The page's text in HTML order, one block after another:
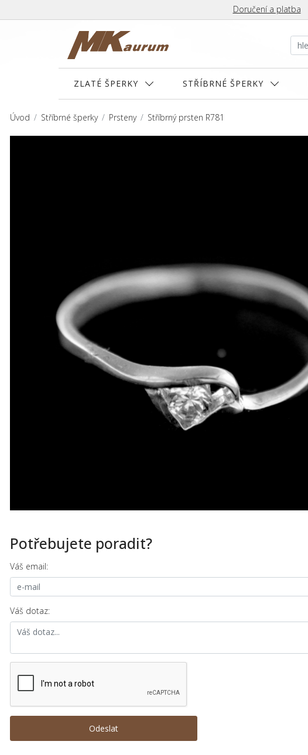
Doručení a platba
ZLATÉ ŠPERKY STŘÍBRNÉ ŠPERKY
Úvod Stříbrné šperky Prsteny Stříbrný prsten R781
Potřebujete poradit?
Váš email:
Váš dotaz: